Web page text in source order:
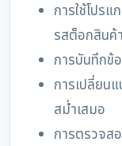
การใช้โปร
รสต็อกสินค้า
การบันทึกข้
การเปลี่ยน
สม่ำเสมอ
การตรวจส